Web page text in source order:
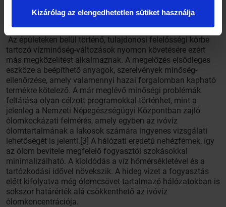
Kizárólag az elengedhetetlen sütiket használja
vonatkoznak.
Az épületeken belül történő, tulajdonosi felelősségi körbe
tartozó vízminőség-változások nyomon követésére ezért
más megközelítést alkalmaznak. A megelőzés elsődleges
eszköze a beépíthető anyagok, szerelvények minőség-
ellenőrzése, amely valamennyi hazai forgalomban kapható
termékre kötelező. A már meglévő minőségi problémák
feltárása olyan célzott programokkal történhet, mint a
jelenleg a Nemzeti Népegészségügyi Központban zajló
ólomkockázati felmérés, amely egyben az ivóvíz
ólomtartalmának a lakosok számára ingyenes vizsgálati
lehetőségét is jelenti.[3] A hálózati eredetű nehézfémek, így
az ólom bevitele megfelelő fogyasztói szokásokkal
minimalizálható. A kioldódás a víz hőmérsékletével és a
tartózkodási idővel növekszik. A hideg vizet a fogyasztás
előtt kifolyatva még ólomcsövet tartalmazó hálózatokban is
sokszor határérték alá csökkenthető az ivóvíz
ólomkoncentrációja.